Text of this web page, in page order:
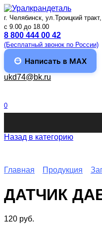
Перейти
к
содержанию
г. Челябинск, ул.Троицкий
c 9.00 до 18.00
8 800 444 00 42
(Бесплатный звонок по России)
Написать в MAX
ukd74@bk.ru
0
Назад в категорию
Главная Продукция
ДАТЧИК
120 руб.